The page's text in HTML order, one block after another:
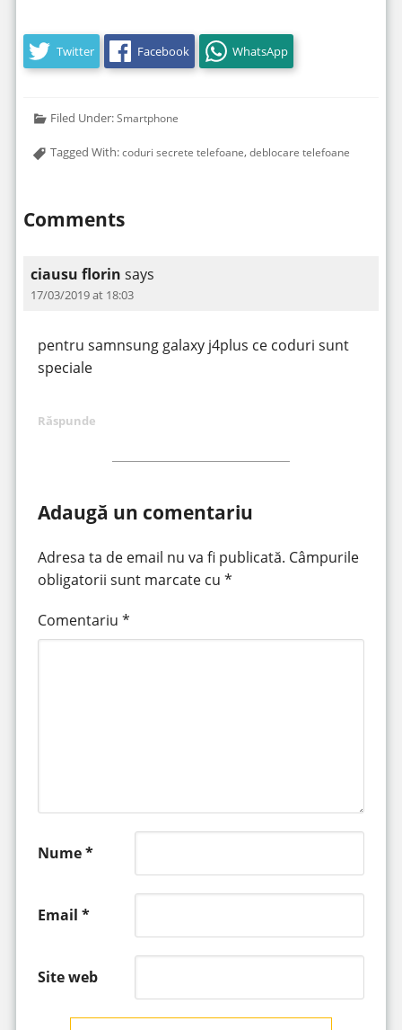
Twitter Facebook WhatsApp
Filed Under:Smartphone
Tagged With:coduri secrete telefoane,deblocare telefoane
Comments
ciausu florin says
17/03/2019 at 18:03
pentru samnsung galaxy j4plus ce coduri sunt
speciale
Răspunde
Adaugă un comentariu
Adresa ta de email nu va fi publicată. Câmpurile
obligatorii sunt marcate cu *
Comentariu *
Nume*
Email *
Site web